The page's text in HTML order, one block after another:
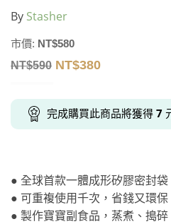
By Stasher
市價: NT$580
NT$590 NT$380
完成購買此商品將獲得 7
● 全球首款一體成形矽膠密封
● 可重複使用千次，省錢又環保
● 製作寶寶副食品，蒸煮、搗